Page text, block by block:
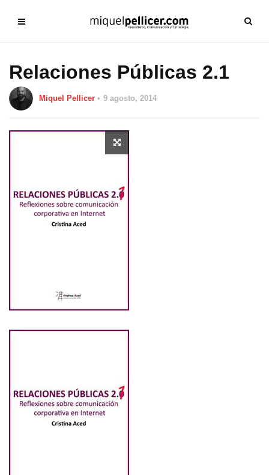
Relaciones Públicas 2.1
Miquel Pellicer 9 agosto, 2014